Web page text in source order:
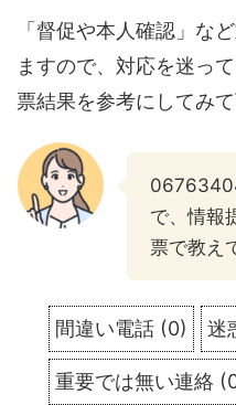
「督促や本人確認」な
ますので、対応を迷っ
票結果を参考にしてみて
で、情報
票で教え
間違い電話 (0) 迷
重要では無い連絡 (